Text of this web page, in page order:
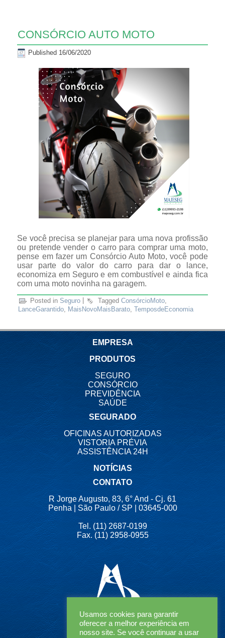
CONSÓRCIO AUTO MOTO
Published 16/06/2020
Se você precisa se planejar para uma nova profissão
ou pretende vender o carro para comprar uma moto,
pense em fazer um Consórcio Auto Moto, você pode
usar parte do valor do carro para dar o lance,
economiza em Seguro e em combustível e ainda fica
com uma moto novinha na garagem.
Posted in Seguro Tagged ConsórcioMoto
LanceGarantido, MaisNovoMaisBarato,TemposdeEconomia
EMPRESA
PRODUTOS
SEGURO
CONSÓRCIO
PREVIDÊNCIA
SAÚDE
SEGURADO
OFICINAS AUTORIZADAS
VISTORIA PRÉVIA
ASSISTÊNCIA 24H
NOTÍCIAS
CONTATO
R Jorge Augusto, 83, 6° And - Cj. 61
Penha | São Paulo / SP | 03645-000
Tel. (11) 2687-0199
Fax. (11) 2958-0955
Usamos cookies para garantir
oferecer a melhor experiência em
nosso site. Se você continuar a usar